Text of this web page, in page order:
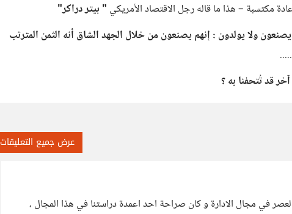
مكتسبة – هذا ما قاله رجل الاقتصاد الأمريكي " بيتر دراكر"
يصنعون ولا يولدون : إنهم يصنعون من خلال الجهد الشاق أنه الثمن المترتب
قد تُتحفنا به ؟
عرض جميع التعليقات
في مجال الادارة و كان صراحة احد اعمدة دراستنا في هذا المجال ،